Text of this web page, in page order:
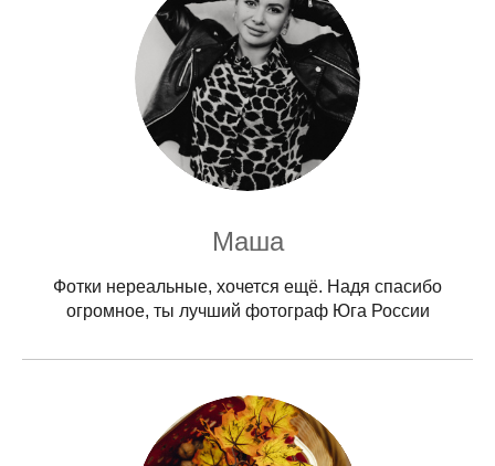
Маша
Фотки нереальные, хочется ещё. Надя спасибо
огромное, ты лучший фотограф Юга России